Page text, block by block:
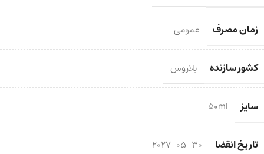
زمان مصرف عمومی
کشور سازنده بلاروس
سایز 50ml
تاریخ انقضا 2027-05-30